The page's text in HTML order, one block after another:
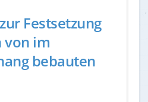
Festsetzung
von im
bebauten